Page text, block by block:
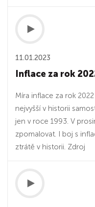
11.01.2023
Inflace za rok
Míra inflace za rok
nejvyšší v historii
jen v roce 1993. V
zpomalovat. I boj s
ztrátě v historii. Zdroj